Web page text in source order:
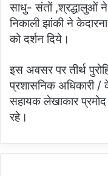
साधु- संतों ,श्रद्धालुओं ने
निकाली झांकी ने
को दर्शन दिये।
इस अवसर पर‌ तीर्थ
प्रशासनिक अधिकारी /
सहायक लेखाकार प्रमोद
रहे।